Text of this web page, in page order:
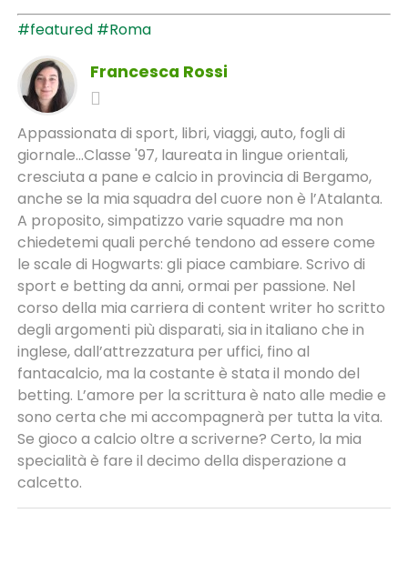
#featured #Roma
Francesca Rossi
Appassionata di sport, libri, viaggi, auto, fogli di
giornale...Classe '97, laureata in lingue orientali,
cresciuta a pane e calcio in provincia di Bergamo,
anche se la mia squadra del cuore non è l’Atalanta.
A proposito, simpatizzo varie squadre ma non
chiedetemi quali perché tendono ad essere come
le scale di Hogwarts: gli piace cambiare. Scrivo di
sport e betting da anni, ormai per passione. Nel
corso della mia carriera di content writer ho scritto
degli argomenti più disparati, sia in italiano che in
inglese, dall’attrezzatura per uffici, fino al
fantacalcio, ma la costante è stata il mondo del
betting. L’amore per la scrittura è nato alle medie e
sono certa che mi accompagnerà per tutta la vita.
Se gioco a calcio oltre a scriverne? Certo, la mia
specialità è fare il decimo della disperazione a
calcetto.